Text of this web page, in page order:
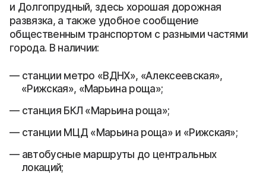
и Долгопрудный, здесь хорошая дорожная
развязка, а также удобное сообщение
общественным транспортом с разными частями
города. В наличии:
станции метро «ВДНХ», «Алексеевская»,
«Рижская», «Марьина роща»;
станция БКЛ «Марьина роща»;
станции МЦД «Марьина роща» и «Рижская»;
автобусные маршруты до центральных
локаций;